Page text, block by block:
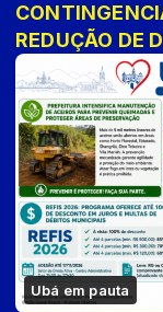
REDUÇÃO DE
MILHÕES
Ubá em pauta